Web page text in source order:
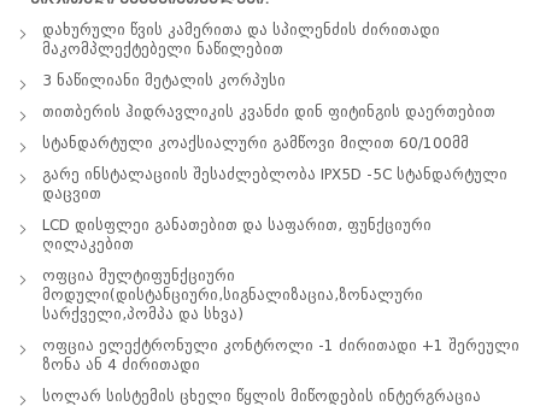
დახურული წვის კამერითა და სპილენძის ძირითადი
მაკომპლექტებელი ნაწილებით
3 ნაწილიანი მეტალის კორპუსი
თითბერის ჰიდრავლიკის კვანძი დინ ფიტინგის დაერთებით
სტანდარტული კოაქსიალური გამწოვი მილით 60/100მმ
გარე ინსტალაციის შესაძლებლობა IPX5D -5C სტანდარტული
დაცვით
LCD დისფლეი განათებით და საფარით, ფუნქციური
ღილაკებით
ოფცია მულტიფუნქციური
მოდული(დისტანციური,სიგნალიზაცია,ზონალური
სარქველი,პომპა და სხვა)
ოფცია ელექტრონული კონტროლი -1 ძირითადი +1 შერეული
ზონა ან 4 ძირითადი
სოლარ სისტემის ცხელი წყლის მიწოდების ინტერგრაცია